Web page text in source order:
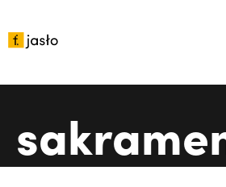
aktualności
ogłoszenia
intencje
parafia
nabożeństwa
sakramenty